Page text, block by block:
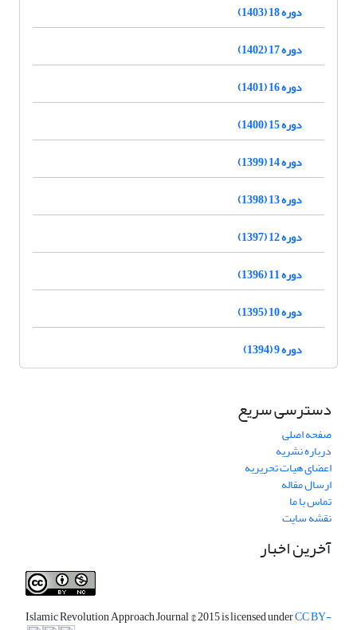
دوره 18 (1403)
دوره 17 (1402)
دوره 16 (1401)
دوره 15 (1400)
دوره 14 (1399)
دوره 13 (1398)
دوره 12 (1397)
دوره 11 (1396)
دوره 10 (1395)
دوره 9 (1394)
دسترسی سریع
صفحه اصلی
درباره نشریه
اعضای هیات تحریریه
ارسال مقاله
تماس با ما
نقشه سایت
آخرین اخبار
Islamic Revolution Approach Journal© 2015 is licensed underCC BY-